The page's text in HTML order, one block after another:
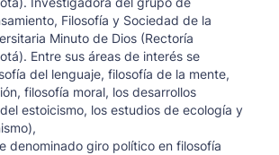
Filosofía y Sociedad de la
Minuto de Dios (Rectoría
Entre sus áreas de interés se
del lenguaje, filosofía de la mente,
filosofía moral, los desarrollos
estoicismo, los estudios de ecología y
denominado giro político en filosofía